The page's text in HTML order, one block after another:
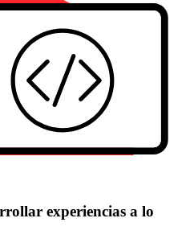
experiencias a lo